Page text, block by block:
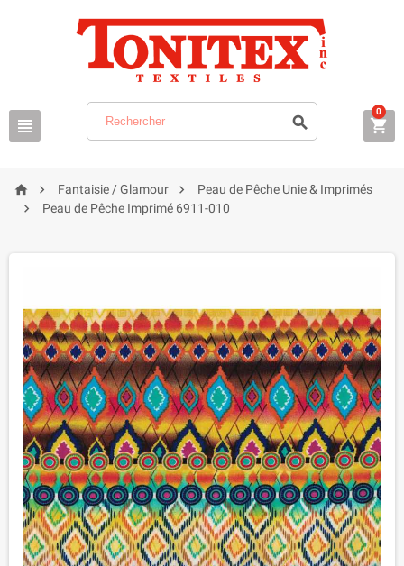
  
0
  Fantaisie / Glamour  Peau de Pêche Unie & Imprimés
 Peau de Pêche Imprimé 6911-010